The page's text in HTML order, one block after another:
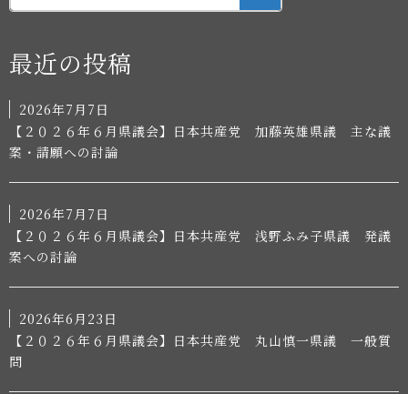
SEARCH
最近の投稿
2026年7月7日
【２０２６年６月県議会】日本共産党 加藤英雄県議 主な議
案・請願への討論
2026年7月7日
【２０２６年６月県議会】日本共産党 浅野ふみ子県議 発議
案への討論
2026年6月23日
【２０２６年６月県議会】日本共産党 丸山慎一県議 一般質
問